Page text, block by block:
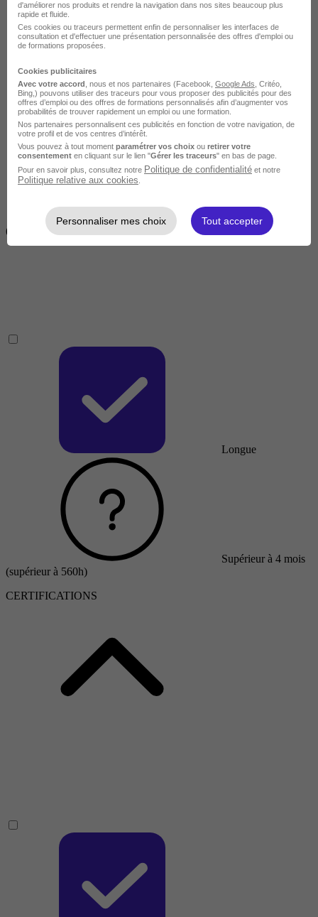
Intermédiaire
2 semaines à 4 mois
( 70h à 560h)
Longue
Supérieur à 4 mois
(supérieur à 560h)
CERTIFICATIONS
d'améliorer nos produits et rendre la navigation dans nos sites beaucoup plus
rapide et fluide.
Ces cookies ou traceurs permettent enfin de personnaliser les interfaces de
consultation et d'effectuer une présentation personnalisée des offres d'emploi ou
de formations proposées.
Cookies publicitaires
Avec votre accord , nous et nos partenaires (Facebook, Google Ads , Critéo,
Bing,) pouvons utiliser des traceurs pour vous proposer des publicités pour des
offres d’emploi ou des offres de formations personnalisés afin d’augmenter vos
probabilités de trouver rapidement un emploi ou une formation.
Nos partenaires personnalisent ces publicités en fonction de votre navigation, de
votre profil et de vos centres d’intérêt.
Vous pouvez à tout moment paramétrer vos choix ou retirer votre
consentement en cliquant sur le lien "Gérer les traceurs" en bas de page.
Pour en savoir plus, consultez notre Politique de confidentialité et notre
Politique relative aux cookies
Personnaliser mes choix Tout accepter